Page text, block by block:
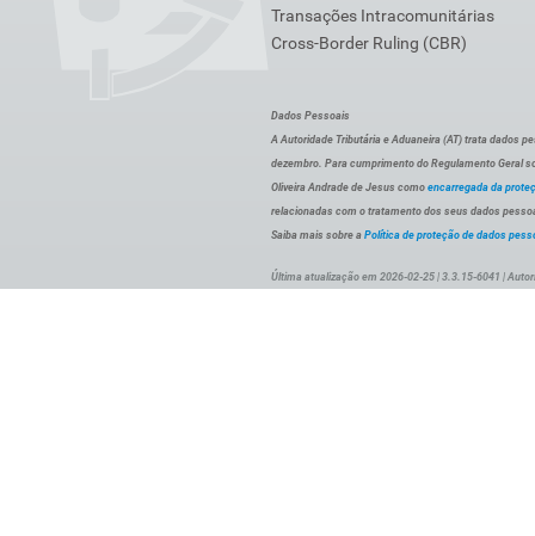
Transações Intracomunitárias
Cross-Border Ruling (CBR)
Dados Pessoais
A Autoridade Tributária e Aduaneira (AT) trata dados
dezembro. Para cumprimento do Regulamento Geral
Oliveira Andrade de Jesus como encarregada da
relacionadas com o tratamento dos seus dados
Saiba mais sobre a Política de proteção de dados
Última atualização em 2026-02-25 | 3.3.15-6041 |